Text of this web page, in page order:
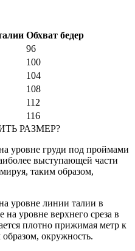
Обхват бедер
96
100
104
108
112
116
РАЗМЕР?
уровне груди под проймами
выступающей части
таким образом,
уровне линии талии в
на уровне верхнего среза в
плотно прижимая метр к
окружность.